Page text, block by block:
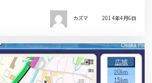
カズマ 2014年4月6日